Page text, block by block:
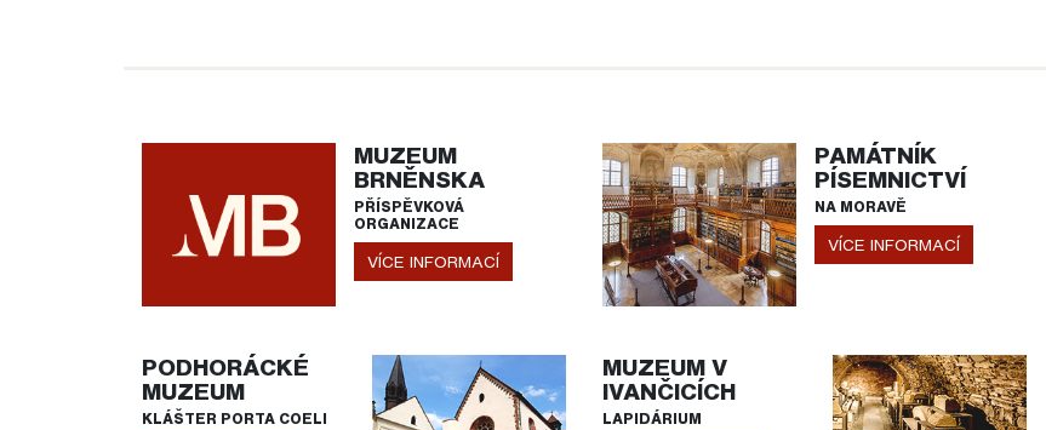
MUZEUM
BRNĚNSKA
PŘÍSPĚVKOVÁ
ORGANIZACE
VÍCE INFORMACÍ
PAMÁTNÍK
PÍSEMNICTVÍ
NA MORAVĚ
VÍCE INFORMACÍ
PODHORÁCKÉ
MUZEUM
KLÁŠTER PORTA COELI
MUZEUM V
IVANČICÍCH
LAPIDÁRIUM